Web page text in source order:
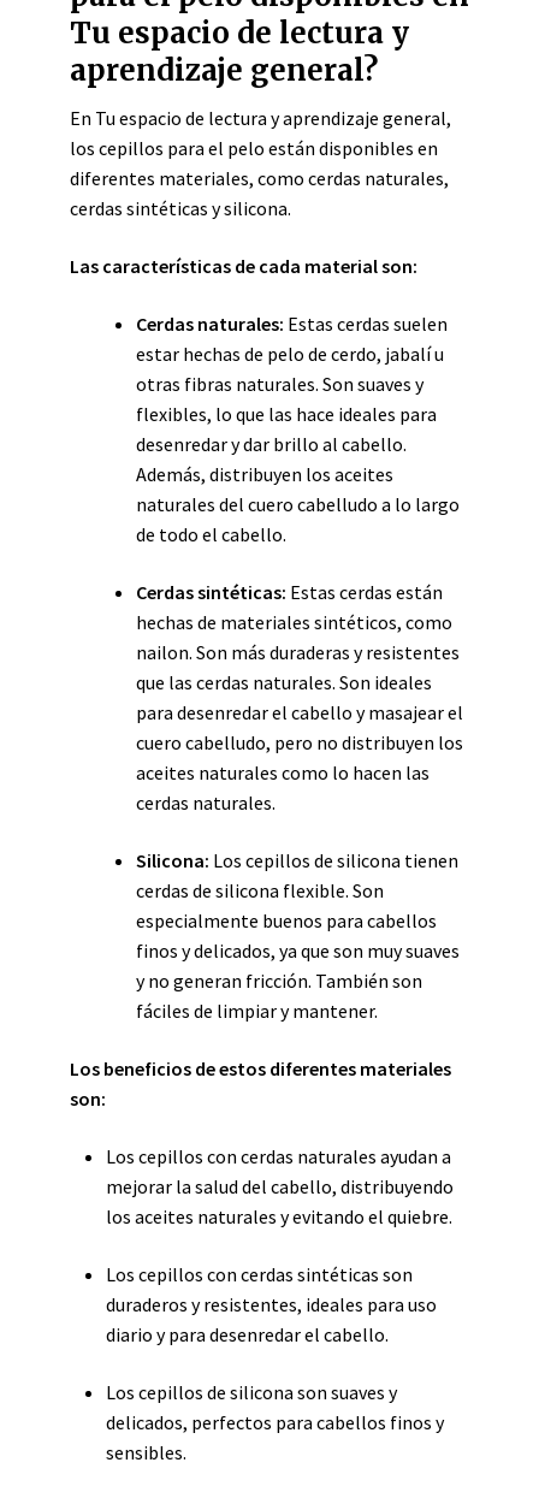
Tu espacio de lectura y
aprendizaje general?
En Tu espacio de lectura y aprendizaje general,
los cepillos para el pelo están disponibles en
diferentes materiales, como cerdas naturales,
cerdas sintéticas y silicona.
Las características de cada material son:
Cerdas naturales: Estas cerdas suelen
estar hechas de pelo de cerdo, jabalí u
otras fibras naturales. Son suaves y
flexibles, lo que las hace ideales para
desenredar y dar brillo al cabello.
Además, distribuyen los aceites
naturales del cuero cabelludo a lo largo
de todo el cabello.
Cerdas sintéticas: Estas cerdas están
hechas de materiales sintéticos, como
nailon. Son más duraderas y resistentes
que las cerdas naturales. Son ideales
para desenredar el cabello y masajear el
cuero cabelludo, pero no distribuyen los
aceites naturales como lo hacen las
cerdas naturales.
Silicona: Los cepillos de silicona tienen
cerdas de silicona flexible. Son
especialmente buenos para cabellos
finos y delicados, ya que son muy suaves
y no generan fricción. También son
fáciles de limpiar y mantener.
Los beneficios de estos diferentes materiales
son:
Los cepillos con cerdas naturales ayudan a
mejorar la salud del cabello, distribuyendo
los aceites naturales y evitando el quiebre.
Los cepillos con cerdas sintéticas son
duraderos y resistentes, ideales para uso
diario y para desenredar el cabello.
Los cepillos de silicona son suaves y
delicados, perfectos para cabellos finos y
sensibles.